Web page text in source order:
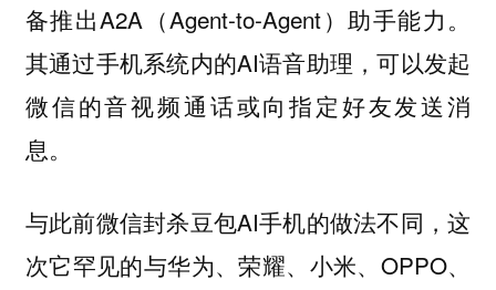
备推出A2A（Agent-to-Agent）助手能力。
其通过手机系统内的AI语音助理，可以发起
微信的音视频通话或向指定好友发送消
息。
与此前微信封杀豆包AI手机的做法不同，这
次它罕见的与华为、荣耀、小米、OPPO、